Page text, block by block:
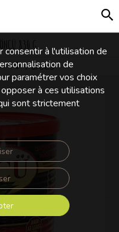
ÖNCÜ 830 G
Purées
consentir à l'utilisation de
de
paramétrer vos choix
à ces utilisations
sont strictement